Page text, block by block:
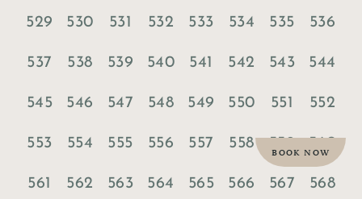
BOOK NOW
529 530 531 532 533 534 535 536
537 538 539 540 541 542 543 544
545 546 547 548 549 550 551 552
553 554 555 556 557 558
561 562 563 564 565 566 567 568